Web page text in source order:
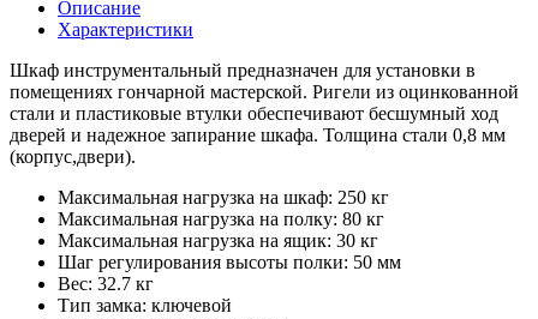
Описание
Характеристики
Шкаф инструментальный предназначен для установки в
помещениях гончарной мастерской. Ригели из оцинкованной
стали и пластиковые втулки обеспечивают бесшумный ход
дверей и надежное запирание шкафа. Толщина стали 0,8 мм
(корпус,двери).
Максимальная нагрузка на шкаф: 250 кг
Максимальная нагрузка на полку: 80 кг
Максимальная нагрузка на ящик: 30 кг
Шаг регулирования высоты полки: 50 мм
Вес: 32.7 кг
Тип замка: ключевой